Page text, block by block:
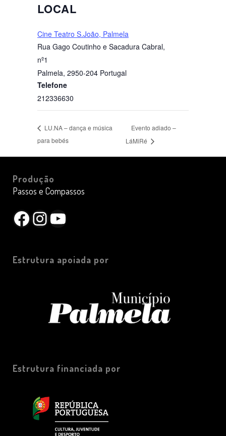
LOCAL
Cine Teatro S.João, Palmela
Rua Gago Coutinho e Sacadura Cabral,
nº1
Palmela, 2950-204 Portugal
Telefone
212336630
LU.NA – dança e música
para bebés
Evento adiado –
LáMiRé
Produção
Passos e Compassos
Facebook
Instagram
YouTube
Estrutura apoiada por
Estrutura financiada por